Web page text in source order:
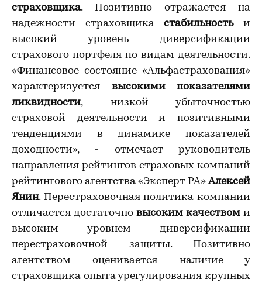
страховщика. Позитивно отражается на
надежности страховщикастабильностьи
высокий уровень диверсификации
страхового портфеля по видам деятельности.
«Финансовое состояние «Альфастрахования»
характеризуется высокими показателями
ликвидности, низкой убыточностью
страховой деятельности и позитивными
тенденциями в динамике показателей
доходности», - отмечает руководитель
направления рейтингов страховых компаний
рейтингового агентства «Эксперт РА» Алексей
Янин. Перестраховочная политика компании
отличается достаточно высоким качеством и
высоким уровнем диверсификации
перестраховочной защиты. Позитивно
агентством оценивается наличие у
страховщика опыта урегулирования крупных